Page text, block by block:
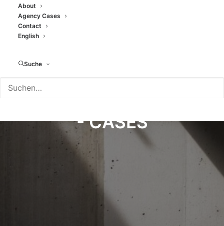
About
Agency Cases
Contact
English
Suche
- CASES